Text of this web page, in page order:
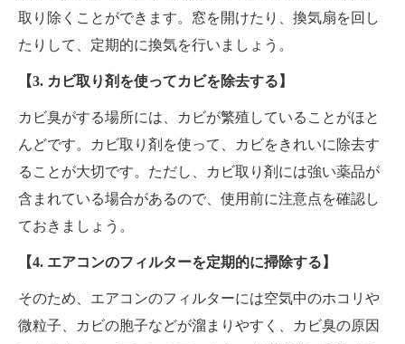
取り除くことができます。窓を開けたり、換気扇を回し
たりして、定期的に換気を行いましょう。
【3. カビ取り剤を使ってカビを除去する】
カビ臭がする場所には、カビが繁殖していることがほと
んどです。カビ取り剤を使って、カビをきれいに除去す
ることが大切です。ただし、カビ取り剤には強い薬品が
含まれている場合があるので、使用前に注意点を確認し
ておきましょう。
【4. エアコンのフィルターを定期的に掃除する】
そのため、エアコンのフィルターには空気中のホコリや
微粒子、カビの胞子などが溜まりやすく、カビ臭の原因